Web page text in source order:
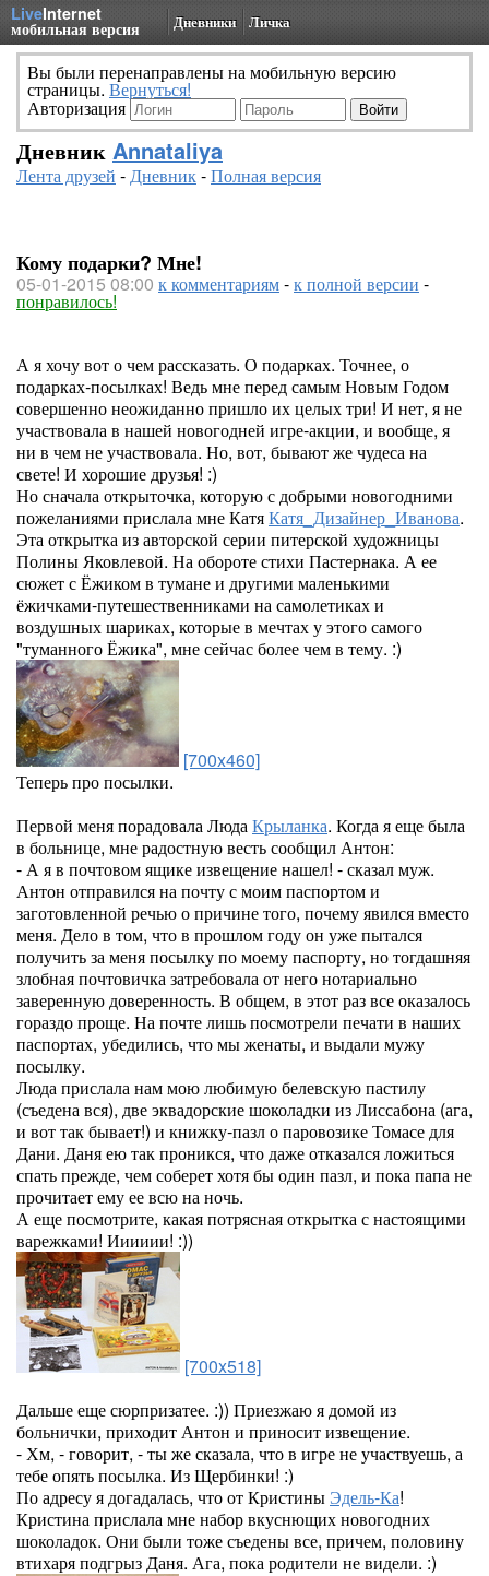
LiveInternet
мобильная версия Дневники Личка
Вы были перенаправлены на мобильную версию
страницы. Вернуться!
Авторизация
Дневник Annataliya
Лента друзей -Дневник-Полная версия
Кому подарки? Мне!
05-01-2015 08:00 к комментариям-к полной версии -
понравилось!
А я хочу вот о чем рассказать. О подарках. Точнее, о
подарках-посылках! Ведь мне перед самым Новым Годом
совершенно неожиданно пришло их целых три! И нет, я не
участвовала в нашей новогодней игре-акции, и вообще, я
ни в чем не участвовала. Но, вот, бывают же чудеса на
свете! И хорошие друзья! :)
Но сначала открыточка, которую с добрыми новогодними
пожеланиями прислала мне КатяКатя_Дизайнер_Иванова.
Эта открытка из авторской серии питерской художницы
Полины Яковлевой. На обороте стихи Пастернака. А ее
сюжет с Ёжиком в тумане и другими маленькими
ёжичками-путешественниками на самолетиках и
воздушных шариках, которые в мечтах у этого самого
"туманного Ёжика", мне сейчас более чем в тему. :)
[700x460]
Теперь про посылки.
Первой меня порадовала ЛюдаКрыланка. Когда я еще была
в больнице, мне радостную весть сообщил Антон:
- А я в почтовом ящике извещение нашел! - сказал муж.
Антон отправился на почту с моим паспортом и
заготовленной речью о причине того, почему явился вместо
меня. Дело в том, что в прошлом году он уже пытался
получить за меня посылку по моему паспорту, но тогдашняя
злобная почтовичка затребовала от него нотариально
заверенную доверенность. В общем, в этот раз все оказалось
гораздо проще. На почте лишь посмотрели печати в наших
паспортах, убедились, что мы женаты, и выдали мужу
посылку.
Люда прислала нам мою любимую белевскую пастилу
(съедена вся), две эквадорские шоколадки из Лиссабона (ага,
и вот так бывает!) и книжку-пазл о паровозике Томасе для
Дани. Даня ею так проникся, что даже отказался ложиться
спать прежде, чем соберет хотя бы один пазл, и пока папа не
прочитает ему ее всю на ночь.
А еще посмотрите, какая потрясная открытка с настоящими
варежками! Ииииии! :))
[700x518]
Дальше еще сюрпризатее. :)) Приезжаю я домой из
больнички, приходит Антон и приносит извещение.
- Хм, - говорит, - ты же сказала, что в игре не участвуешь, а
тебе опять посылка. Из Щербинки! :)
По адресу я догадалась, что от Кристины Эдель-Ка!
Кристина прислала мне набор вкуснющих новогодних
шоколадок. Они были тоже съедены все, причем, половину
втихаря подгрыз Даня. Ага, пока родители не видели. :)